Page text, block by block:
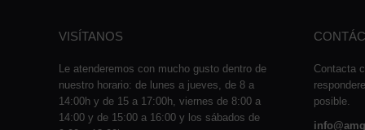
VISÍTANOS
Le atenderemos con mucho gusto dentro de
nuestro horario: de lunes a jueves, de 8 a
14:00h y de 15 a 17:00h, viernes de 8:00 a
14:00 y de 15:00 a 16:00 y los sábados de
Contacta
posible.